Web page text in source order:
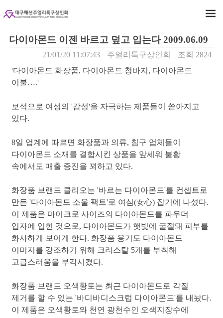
다이아몬드 이젠 바르고 덮고 입는다 2009.06.09
21/01/20 11:07:43 주얼리특구상인회
조회 2824
'다이아몬드 화장품, 다이아몬드 청바지, 다이아몬드
이불….'
보석으로 여성의 '감성'을 자극하는 제품들이 쏟아지고
있다.
8일 업계에 따르면 화장품과 의류, 침구 업체들이
다이아몬드 소재를 결합시킨 상품을 앞세워 불황
속에서도 매출 증진을 꾀하고 있다.
화장품 브랜드 클리오는 '바르는 다이아몬드'를 컨셉트로
만든 '다이아몬드 소울 팩트'로 여심(女心) 잡기에 나섰다.
이 제품은 마이크로 사이즈의 다이아몬드를 파우더
입자에 입힌 것으로, 다이아몬드가 햇빛에 굴절돼 피부를
화사하게 보이게 한다. 화장품 용기도 다이아몬드
이미지를 강조하기 위해 크리스탈 5개를 부착해
고급스러움을 부각시켰다.
화장품 브랜드 오색황토는 최근 다이아몬드로 각질
제거를 할 수 있는 '바디바디스크럽 다이아몬드'를 내놨다.
이 제품은 오색황토와 천연 광천수인 오색지장수에